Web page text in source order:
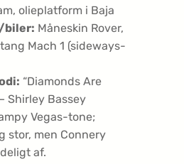
olieplatform i Baja
biler: Måneskin Rover,
Mach 1 (sideways-
“Diamonds Are
Shirley Bassey
Vegas-tone;
stor, men Connery
af.